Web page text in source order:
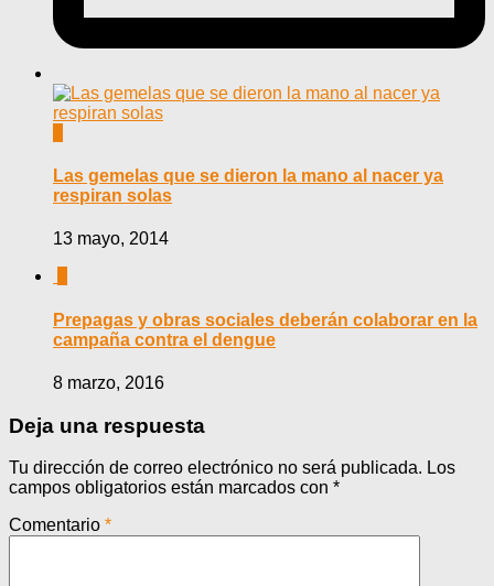
Las gemelas que se dieron la mano al nacer ya
respiran solas
13 mayo, 2014
Prepagas y obras sociales deberán colaborar en la
campaña contra el dengue
8 marzo, 2016
Deja una respuesta
Tu dirección de correo electrónico no será publicada. Los
campos obligatorios están marcados con *
Comentario *